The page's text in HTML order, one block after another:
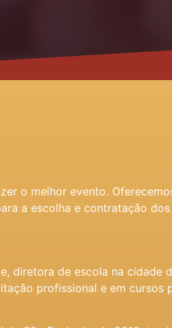
o melhor evento.
a escolha e contratação
diretora de escola na cidade
profissional e em cursos